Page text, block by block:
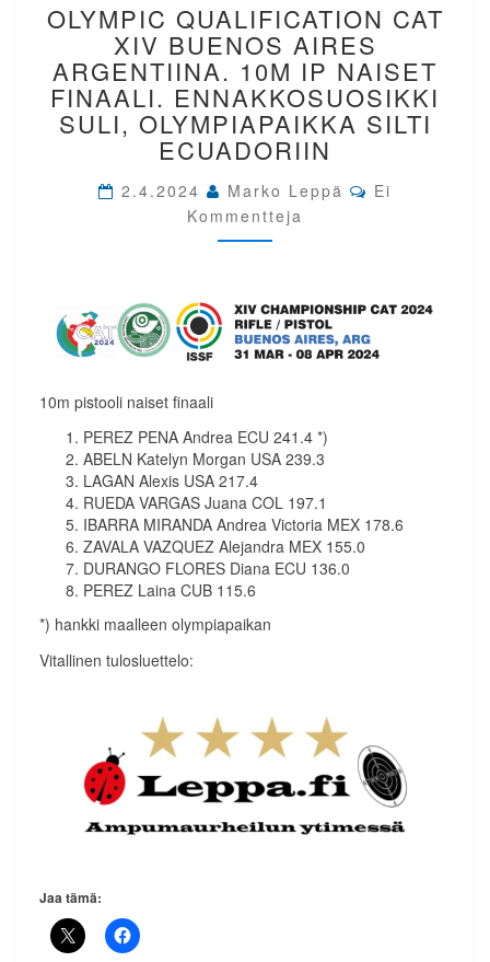
QUALIFICATION
CAT
XIV
BUENOS
AIRES
ARGENTIINA.
10M
NAISET
FINAALI.
ENNAKKOSUOSIKKI
SILTI
ECUADORIIN
OLYMPIC QUALIFICATION CAT
XIV BUENOS AIRES
ARGENTIINA. 10M IP NAISET
FINAALI. ENNAKKOSUOSIKKI
SULI, OLYMPIAPAIKKA SILTI
ECUADORIIN
2.4.2024 Marko Leppä Comments
Ei
Kommentteja
10m pistooli naiset finaali
PEREZ PENA Andrea ECU 241.4 *)
ABELN Katelyn Morgan USA 239.3
LAGAN Alexis USA 217.4
RUEDA VARGAS Juana COL 197.1
IBARRA MIRANDA Andrea Victoria MEX 178.6
ZAVALA VAZQUEZ Alejandra MEX 155.0
DURANGO FLORES Diana ECU 136.0
PEREZ Laina CUB 115.6
*) hankki maalleen olympiapaikan
Vitallinen tulosluettelo:
Jaa tämä: